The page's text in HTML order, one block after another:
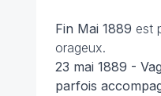
Fin Mai 1889 est
orageux.
23 mai 1889 -
parfois